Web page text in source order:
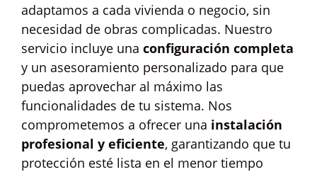
adaptamos a cada vivienda o negocio, sin
necesidad de obras complicadas. Nuestro
servicio incluye una configuración completa
y un asesoramiento personalizado para que
puedas aprovechar al máximo las
funcionalidades de tu sistema. Nos
comprometemos a ofrecer una instalación
profesional y eficiente, garantizando que tu
protección esté lista en el menor tiempo